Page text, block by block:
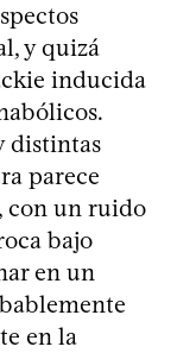
y quizá
inducida
distintas
parece
con un ruido
bajo
en un
en la